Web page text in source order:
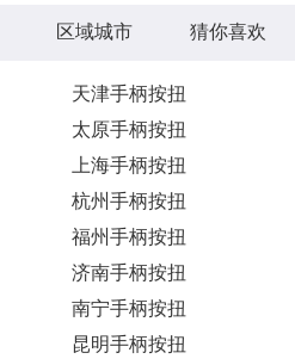
区域城市 猜你喜欢
天津手柄按扭
太原手柄按扭
上海手柄按扭
杭州手柄按扭
福州手柄按扭
济南手柄按扭
南宁手柄按扭
昆明手柄按扭